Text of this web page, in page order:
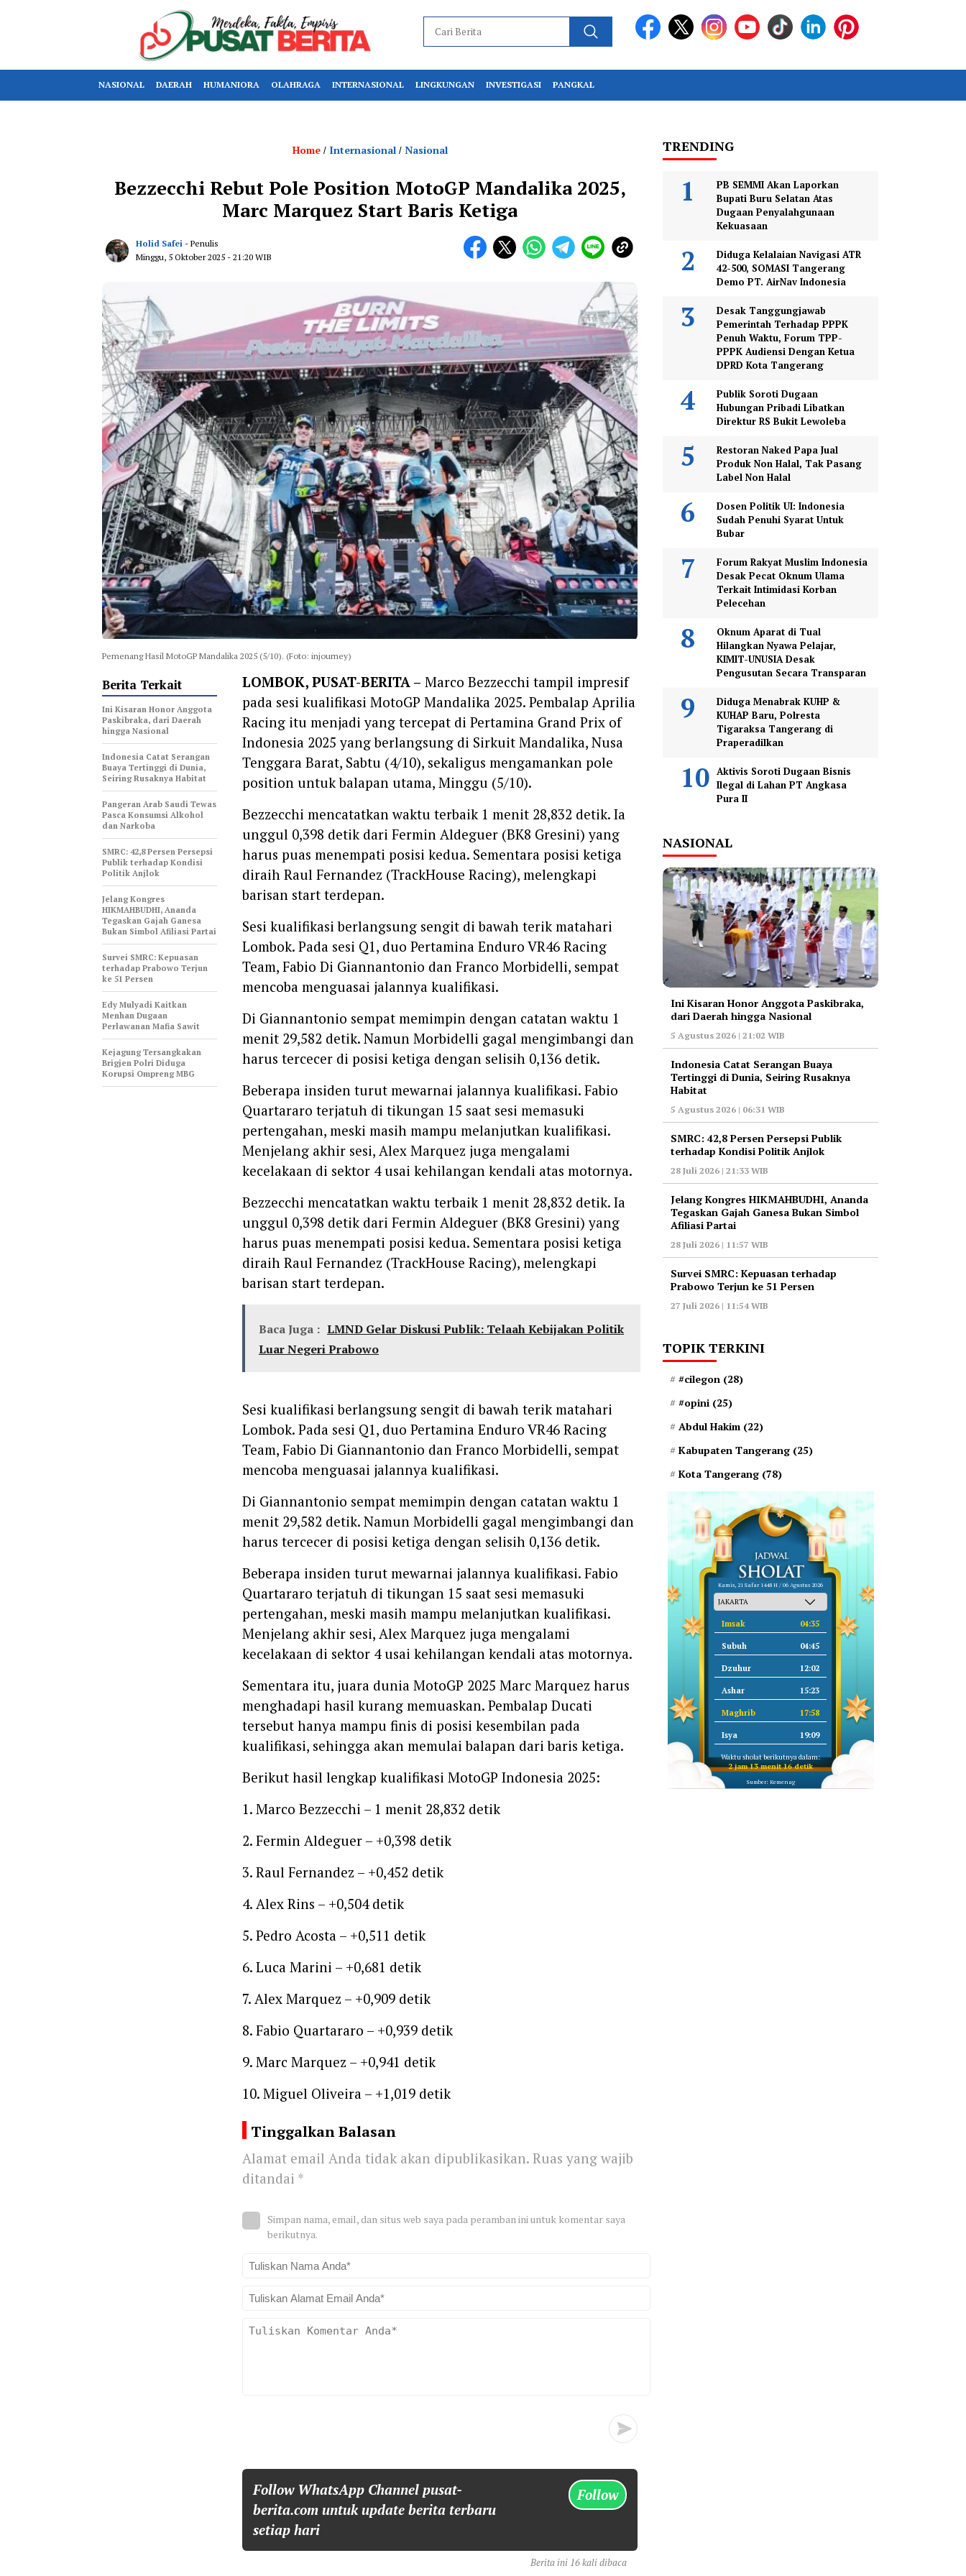
NASIONAL DAERAH HUMANIORA OLAHRAGA INTERNASIONAL LINGKUNGAN INVESTIGASI PANGKAL
Home/ Internasional/ Nasional
Bezzecchi Rebut Pole Position MotoGP Mandalika 2025,
Marc Marquez Start Baris Ketiga
Holid Safei - Penulis
Minggu, 5 Oktober 2025 - 21:20 WIB
Pemenang Hasil MotoGP Mandalika 2025 (5/10). (Foto: injourney)
LOMBOK, PUSAT-BERITA – Marco Bezzecchi tampil impresif
pada sesi kualifikasi MotoGP Mandalika 2025. Pembalap Aprilia
Racing itu menjadi yang tercepat di Pertamina Grand Prix of
Indonesia 2025 yang berlangsung di Sirkuit Mandalika, Nusa
Tenggara Barat, Sabtu (4/10), sekaligus mengamankan pole
position untuk balapan utama, Minggu (5/10).
Bezzecchi mencatatkan waktu terbaik 1 menit 28,832 detik. Ia
unggul 0,398 detik dari Fermin Aldeguer (BK8 Gresini) yang
harus puas menempati posisi kedua. Sementara posisi ketiga
diraih Raul Fernandez (TrackHouse Racing), melengkapi
barisan start terdepan.
Sesi kualifikasi berlangsung sengit di bawah terik matahari
Lombok. Pada sesi Q1, duo Pertamina Enduro VR46 Racing
Team, Fabio Di Giannantonio dan Franco Morbidelli, sempat
mencoba menguasai jalannya kualifikasi.
Di Giannantonio sempat memimpin dengan catatan waktu 1
menit 29,582 detik. Namun Morbidelli gagal mengimbangi dan
harus tercecer di posisi ketiga dengan selisih 0,136 detik.
Beberapa insiden turut mewarnai jalannya kualifikasi. Fabio
Quartararo terjatuh di tikungan 15 saat sesi memasuki
pertengahan, meski masih mampu melanjutkan kualifikasi.
Menjelang akhir sesi, Alex Marquez juga mengalami
kecelakaan di sektor 4 usai kehilangan kendali atas motornya.
Bezzecchi mencatatkan waktu terbaik 1 menit 28,832 detik. Ia
unggul 0,398 detik dari Fermin Aldeguer (BK8 Gresini) yang
harus puas menempati posisi kedua. Sementara posisi ketiga
diraih Raul Fernandez (TrackHouse Racing), melengkapi
barisan start terdepan.
Baca Juga : LMND Gelar Diskusi Publik: Telaah Kebijakan Politik
Luar Negeri Prabowo
Sesi kualifikasi berlangsung sengit di bawah terik matahari
Lombok. Pada sesi Q1, duo Pertamina Enduro VR46 Racing
Team, Fabio Di Giannantonio dan Franco Morbidelli, sempat
mencoba menguasai jalannya kualifikasi.
Di Giannantonio sempat memimpin dengan catatan waktu 1
menit 29,582 detik. Namun Morbidelli gagal mengimbangi dan
harus tercecer di posisi ketiga dengan selisih 0,136 detik.
Beberapa insiden turut mewarnai jalannya kualifikasi. Fabio
Quartararo terjatuh di tikungan 15 saat sesi memasuki
pertengahan, meski masih mampu melanjutkan kualifikasi.
Menjelang akhir sesi, Alex Marquez juga mengalami
kecelakaan di sektor 4 usai kehilangan kendali atas motornya.
Sementara itu, juara dunia MotoGP 2025 Marc Marquez harus
menghadapi hasil kurang memuaskan. Pembalap Ducati
tersebut hanya mampu finis di posisi kesembilan pada
kualifikasi, sehingga akan memulai balapan dari baris ketiga.
Berikut hasil lengkap kualifikasi MotoGP Indonesia 2025:
1. Marco Bezzecchi – 1 menit 28,832 detik
2. Fermin Aldeguer – +0,398 detik
3. Raul Fernandez – +0,452 detik
4. Alex Rins – +0,504 detik
5. Pedro Acosta – +0,511 detik
6. Luca Marini – +0,681 detik
7. Alex Marquez – +0,909 detik
8. Fabio Quartararo – +0,939 detik
9. Marc Marquez – +0,941 detik
10. Miguel Oliveira – +1,019 detik
Tinggalkan Balasan
Alamat email Anda tidak akan dipublikasikan. Ruas yang wajib
ditandai *
Simpan nama, email, dan situs web saya pada peramban ini untuk komentar saya
berikutnya.
Follow WhatsApp Channel pusat-
berita.com untuk update berita terbaru
setiap hari
Follow
Berita Terkait
Ini Kisaran Honor Anggota
Paskibraka, dari Daerah
hingga Nasional
Indonesia Catat Serangan
Buaya Tertinggi di Dunia,
Seiring Rusaknya Habitat
Pangeran Arab Saudi Tewas
Pasca Konsumsi Alkohol
dan Narkoba
‎SMRC: 42,8 Persen Persepsi
Publik terhadap Kondisi
Politik Anjlok
‎Jelang Kongres
HIKMAHBUDHI, Ananda
Tegaskan Gajah Ganesa
Bukan Simbol Afiliasi Partai
‎Survei SMRC: Kepuasan
terhadap Prabowo Terjun
ke 51 Persen
Edy Mulyadi Kaitkan
Menhan Dugaan
Perlawanan Mafia Sawit
Kejagung Tersangkakan
Brigjen Polri Diduga
Korupsi Ompreng MBG
Berita ini 16 kali dibaca
TRENDING
PB SEMMI Akan Laporkan
Bupati Buru Selatan Atas
Dugaan Penyalahgunaan
Kekuasaan
Diduga Kelalaian Navigasi ATR
42-500, SOMASI Tangerang
Demo PT. AirNav Indonesia
Desak Tanggungjawab
Pemerintah Terhadap PPPK
Penuh Waktu, Forum TPP-
PPPK Audiensi Dengan Ketua
DPRD Kota Tangerang
Publik Soroti Dugaan
Hubungan Pribadi Libatkan
Direktur RS Bukit Lewoleba
Restoran Naked Papa Jual
Produk Non Halal, Tak Pasang
Label Non Halal
Dosen Politik UI: Indonesia
Sudah Penuhi Syarat Untuk
Bubar
Forum Rakyat Muslim Indonesia
Desak Pecat Oknum Ulama
Terkait Intimidasi Korban
Pelecehan
Oknum Aparat di Tual
Hilangkan Nyawa Pelajar,
KIMIT-UNUSIA Desak
Pengusutan Secara Transparan
Diduga Menabrak KUHP &
KUHAP Baru, Polresta
Tigaraksa Tangerang di
Praperadilkan
Aktivis Soroti Dugaan Bisnis
Ilegal di Lahan PT Angkasa
Pura II
NASIONAL
Ini Kisaran Honor Anggota Paskibraka,
dari Daerah hingga Nasional
5 Agustus 2026 | 21:02 WIB
Indonesia Catat Serangan Buaya
Tertinggi di Dunia, Seiring Rusaknya
Habitat
5 Agustus 2026 | 06:31 WIB
‎SMRC: 42,8 Persen Persepsi Publik
terhadap Kondisi Politik Anjlok
28 Juli 2026 | 21:33 WIB
‎Jelang Kongres HIKMAHBUDHI, Ananda
Tegaskan Gajah Ganesa Bukan Simbol
Afiliasi Partai
28 Juli 2026 | 11:57 WIB
‎Survei SMRC: Kepuasan terhadap
Prabowo Terjun ke 51 Persen
27 Juli 2026 | 11:54 WIB
TOPIK TERKINI
#cilegon (28)
#opini (25)
Abdul Hakim (22)
Kabupaten Tangerang (25)
Kota Tangerang (78)
Kamis, 21 Safar 1448 H / 06 Agustus 2026
Imsak 04:35
Subuh 04:45
Dzuhur 12:02
Ashar 15:23
Maghrib 17:58
Isya 19:09
Waktu sholat berikutnya dalam:
2 jam 13 menit 15 detik
Sumber: Kemenag